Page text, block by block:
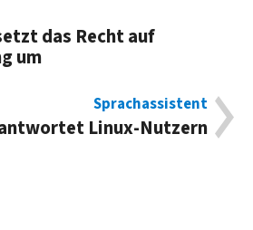
das Recht auf
um
Sprachassistent
Linux-Nutzern